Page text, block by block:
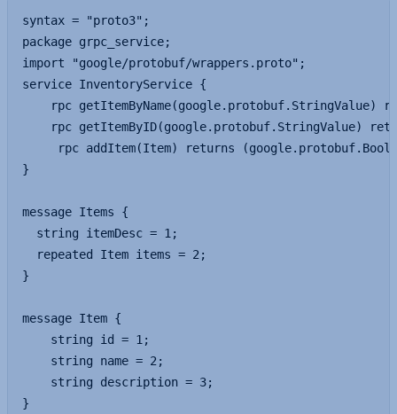
syntax = "proto3";
package grpc_service;
import "google/protobuf/wrappers.proto";
service InventoryService {
}
message Items {
  string itemDesc = 1;
  repeated Item items = 2;
}
message Item {
}